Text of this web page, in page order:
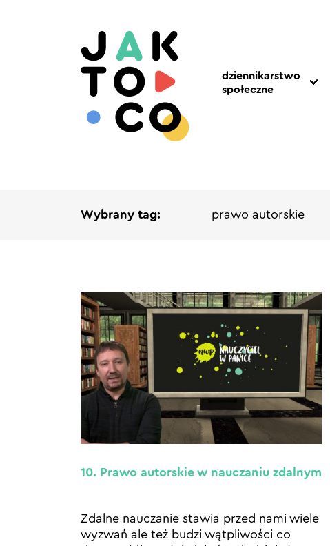
dziennikarstwo
społeczne
Wybrany tag: prawo autorskie
10. Prawo autorskie w nauczaniu zdalnym
Zdalne nauczanie stawia przed nami wiele
wyzwań ale też budzi wątpliwości co